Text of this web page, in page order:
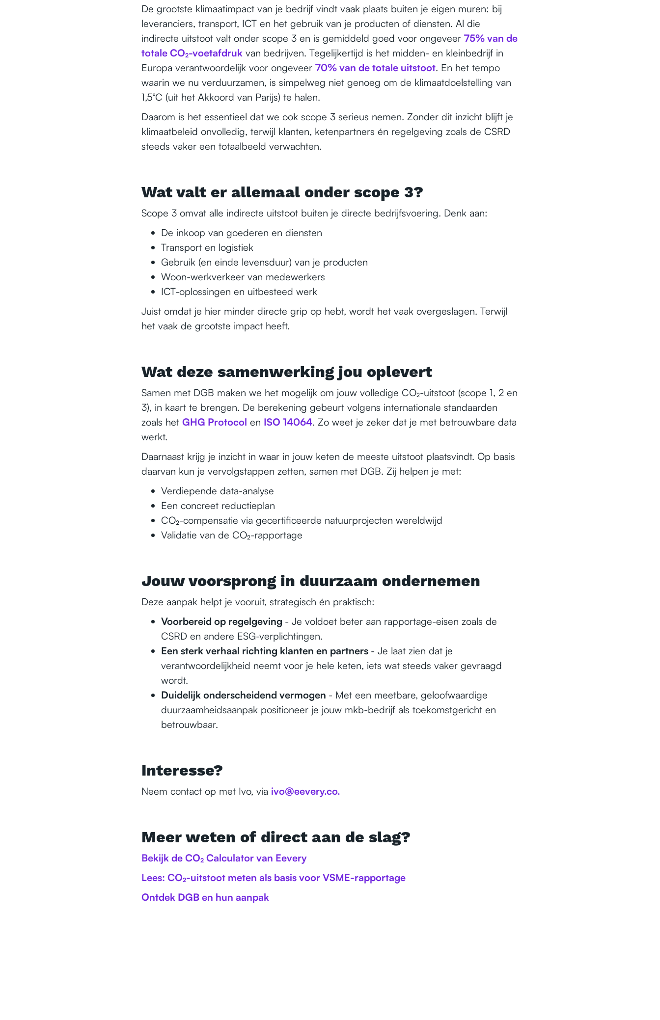
De grootste klimaatimpact van je bedrijf vindt vaak plaats buiten je eigen muren: bij
leveranciers, transport, ICT en het gebruik van je producten of diensten. Al die
indirecte uitstoot valt onder scope 3 en is gemiddeld goed voor ongeveer 75% van de
totale CO₂-voetafdruk van bedrijven. Tegelijkertijd is het midden- en kleinbedrijf in
Europa verantwoordelijk voor ongeveer 70% van de totale uitstoot. En het tempo
waarin we nu verduurzamen, is simpelweg niet genoeg om de klimaatdoelstelling van
1,5°C (uit het Akkoord van Parijs) te halen.
Daarom is het essentieel dat we ook scope 3 serieus nemen. Zonder dit inzicht blijft je
klimaatbeleid onvolledig, terwijl klanten, ketenpartners én regelgeving zoals de CSRD
steeds vaker een totaalbeeld verwachten.
Wat valt er allemaal onder scope 3?
Scope 3 omvat alle indirecte uitstoot buiten je directe bedrijfsvoering. Denk aan:
De inkoop van goederen en diensten
Transport en logistiek
Gebruik (en einde levensduur) van je producten
Woon-werkverkeer van medewerkers
ICT-oplossingen en uitbesteed werk
Juist omdat je hier minder directe grip op hebt, wordt het vaak overgeslagen. Terwijl
het vaak de grootste impact heeft.
Wat deze samenwerking jou oplevert
Samen met DGB maken we het mogelijk om jouw volledige CO₂-uitstoot (scope 1, 2 en
3), in kaart te brengen. De berekening gebeurt volgens internationale standaarden
zoals het GHG Protocol en ISO 14064. Zo weet je zeker dat je met betrouwbare data
werkt.
Daarnaast krijg je inzicht in waar in jouw keten de meeste uitstoot plaatsvindt. Op basis
daarvan kun je vervolgstappen zetten, samen met DGB. Zij helpen je met:
Verdiepende data-analyse
Een concreet reductieplan
CO₂-compensatie via gecertificeerde natuurprojecten wereldwijd
Validatie van de CO₂-rapportage
Jouw voorsprong in duurzaam ondernemen
Deze aanpak helpt je vooruit, strategisch én praktisch:
Voorbereid op regelgeving - Je voldoet beter aan rapportage-eisen zoals de
CSRD en andere ESG-verplichtingen.
Een sterk verhaal richting klanten en partners - Je laat zien dat je
verantwoordelijkheid neemt voor je hele keten, iets wat steeds vaker gevraagd
wordt.
Duidelijk onderscheidend vermogen - Met een meetbare, geloofwaardige
duurzaamheidsaanpak positioneer je jouw mkb-bedrijf als toekomstgericht en
betrouwbaar.
Interesse?
Neem contact op met Ivo, via ivo@eevery.co.
Meer weten of direct aan de slag?
Bekijk de CO₂ Calculator van Eevery
Lees: CO₂-uitstoot meten als basis voor VSME-rapportage
Ontdek DGB en hun aanpak